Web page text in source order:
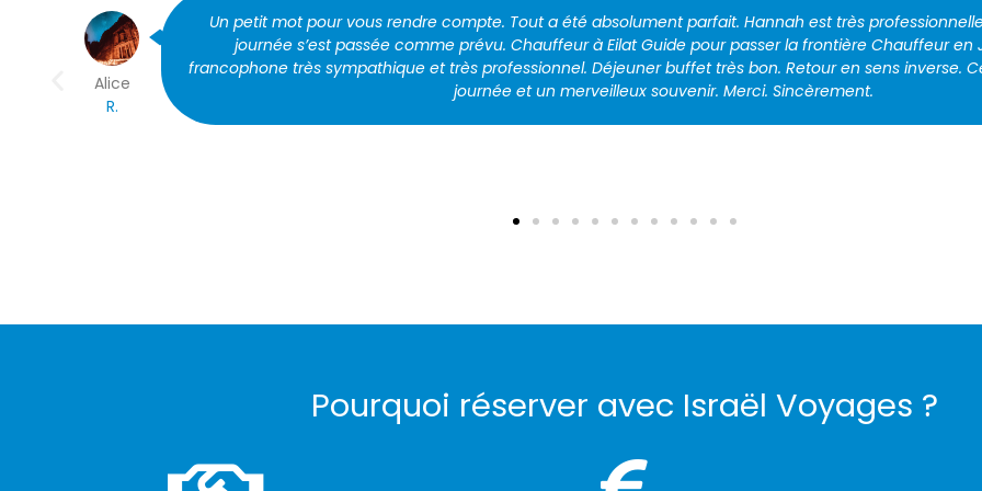
Mon père a fait bon voyage. Il est bien arrivé chez mon frère en Israël. Merci encore de votre aide dans
voyage, dans les conditions difficiles de la crise sanitaire ! Une fois de plus, on a pu compter sur
appréciable.
Lionel C.
Pourquoi réserver avec Israël Voyages ?